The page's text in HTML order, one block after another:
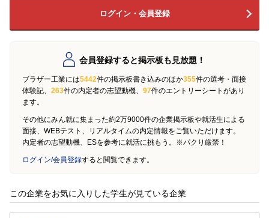
ログイン・会員登録
会員登録すると掲示板も見放題！
ブラザー工業には5442件の掲示板書き込みのほか355件の選考・面接
体験記、 263件の内定者の志望動機、 97件のエントリーシートがあり
ます。
その他にみん就に集まった約2万9000件の企業掲示板や就活生による
面接、WEBテスト、リアルタイムの内定情報をご覧いただけます。
内定者の志望動機、ESを参考に就活に挑もう。※パクり厳禁！
ログイン/会員登録すると閲覧できます。
この企業をお気に入りした学生が見ている企業